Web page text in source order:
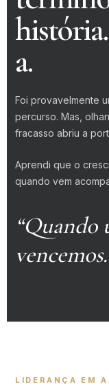
a.
Foi provavelmente
percurso. Mas,
fracasso abriu a
Aprendi que o
quando vem
“Quando
LIDERANÇA EM